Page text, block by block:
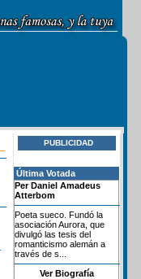
PUBLICIDAD
Última Votada
Per Daniel Amadeus
Atterbom
Poeta sueco. Fundó la
asociación Aurora, que
divulgó las tesis del
romanticismo alemán a
través de s...
Ver Biografía